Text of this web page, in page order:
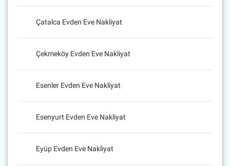
Çatalca Evden Eve Nakliyat
Çekmeköy Evden Eve Nakliyat
Esenler Evden Eve Nakliyat
Esenyurt Evden Eve Nakliyat
Eyüp Evden Eve Nakliyat